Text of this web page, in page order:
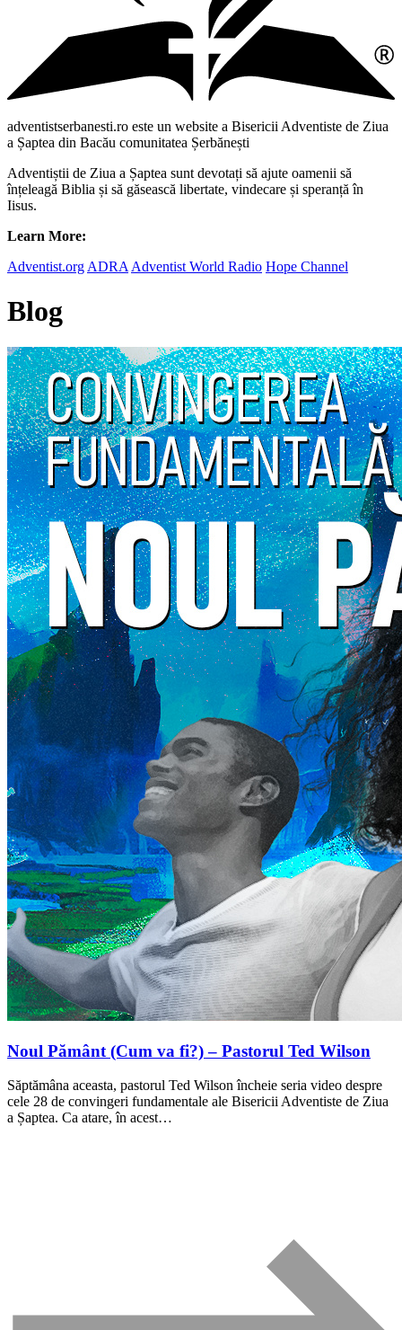
adventistserbanesti.ro este un website a Bisericii Adventiste de Ziua
a Șaptea din Bacău comunitatea Șerbănești
Adventiștii de Ziua a Șaptea sunt devotați să ajute oamenii să
înțeleagă Biblia și să găsească libertate, vindecare și speranță în
Iisus.
Learn More:
Adventist.org ADRA Adventist World Radio Hope Channel
Blog
Noul Pământ (Cum va fi?) – Pastorul Ted Wilson
Săptămâna aceasta, pastorul Ted Wilson încheie seria video despre
cele 28 de convingeri fundamentale ale Bisericii Adventiste de Ziua
a Șaptea. Ca atare, în acest…